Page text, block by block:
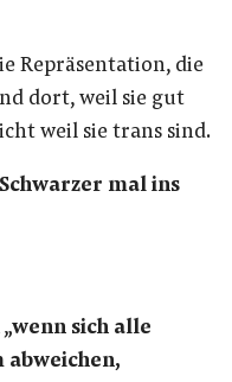
Repräsentation, die
dort, weil sie gut
weil sie trans sind.
mal ins
sich alle
abweichen,